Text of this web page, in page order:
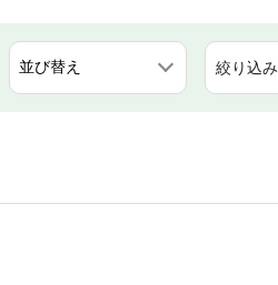
絞り込み